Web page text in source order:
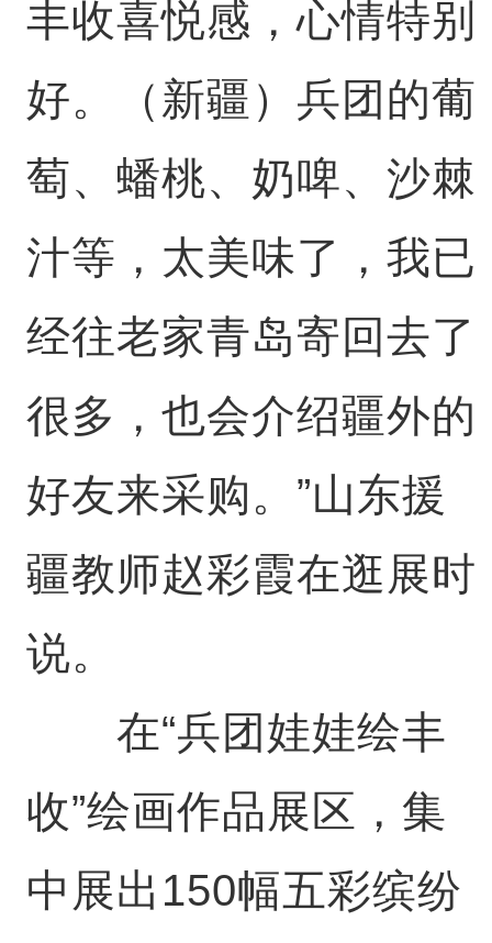
丰收喜悦感，心情特别
好。（新疆）兵团的葡
萄、蟠桃、奶啤、沙棘
汁等，太美味了，我已
经往老家青岛寄回去了
很多，也会介绍疆外的
好友来采购。”山东援
疆教师赵彩霞在逛展时
说。
在“兵团娃娃绘丰
收”绘画作品展区，集
中展出150幅五彩缤纷